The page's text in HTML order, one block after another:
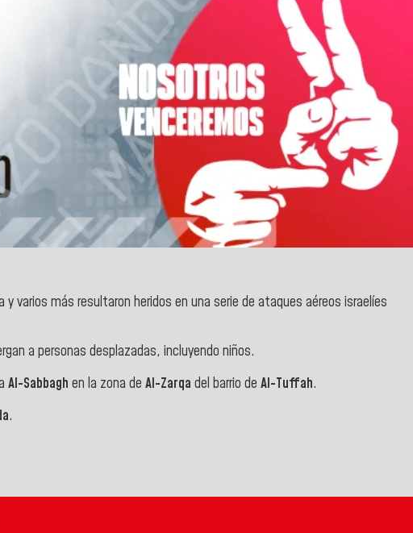
varios más resultaron heridos en una serie de ataques aéreos israelíes
a personas desplazadas, incluyendo niños.
Al-Sabbagh en la zona de Al-Zarqa del barrio de Al-Tuffah.
.